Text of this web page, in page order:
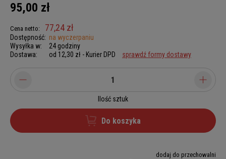
95,00 zł
Cena netto: 77,24 zł
Dostępność: na wyczerpaniu
Wysyłka w:
24 godziny
Dostawa:
od 12,30 zł - Kurier DPD sprawdź formy dostawy
Ilość sztuk
Do koszyka
dodaj do przechowalni